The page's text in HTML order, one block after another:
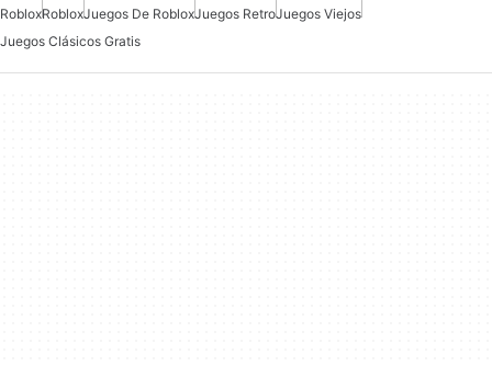
RobloxRobloxJuegos De RobloxJuegos RetroJuegos Viejos
Juegos Clásicos Gratis